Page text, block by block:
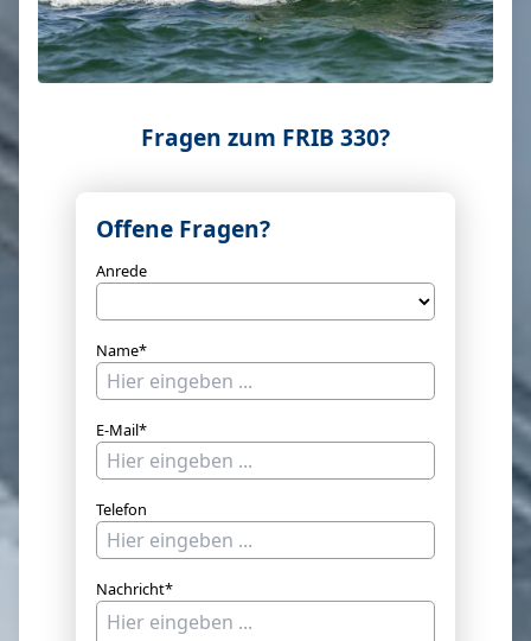
Fragen zum FRIB 330?
Offene Fragen?
Anrede
Name*
E-Mail*
Telefon
Nachricht*